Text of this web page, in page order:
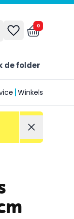
0
de folder
Winkels